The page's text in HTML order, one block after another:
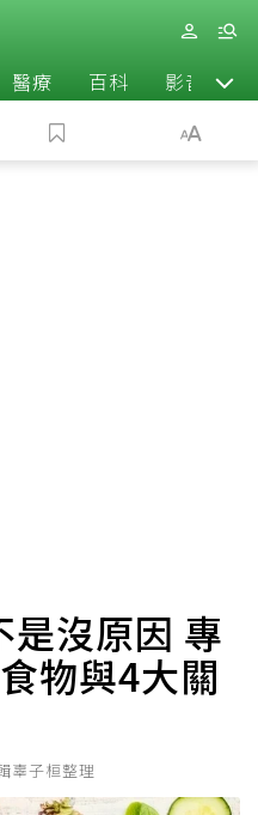
醫療 百科 影音
是沒原因 專
物與4大關
辜子桓整理